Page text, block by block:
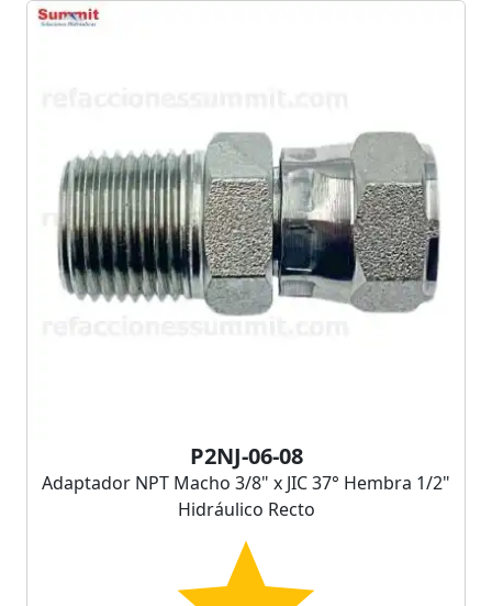
P2NJ-06-08
Adaptador NPT Macho 3/8" x JIC 37° Hembra 1/2"
Hidráulico Recto